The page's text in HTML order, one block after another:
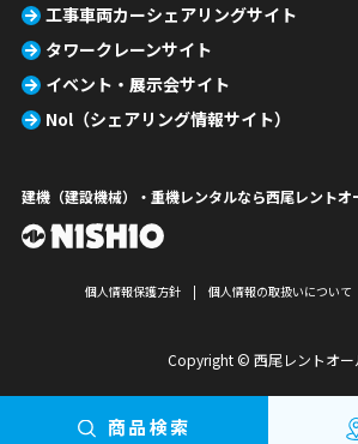
商品検索
工事車両カーシェアリングサイト
タワークレーンサイト
イベント・展示会サイト
Nol（シェアリング情報サイト）
建機（建設機械）・重機レンタルなら西尾レントオ
個人情報保護方針 個人情報の取扱いについて
Copyright © 西尾レントオー